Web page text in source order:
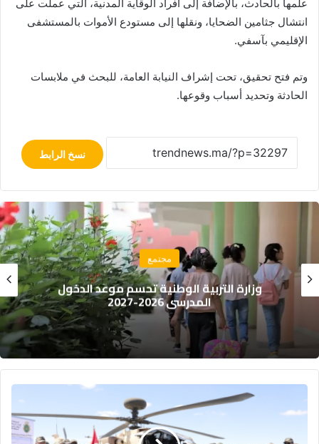
علمها بالحادث، بالإضافة إلى أفراد الوقاية المدنية، التي عملت على
انتشال جثامين الضحايا، ونقلها إلى مستودع الأموات بالمستشفى
الإقليمي بآسفي.
وتم فتح تحقيق، تحت إشراف النيابة العامة، للبحث في ملابسات
الحادثة وتحديد أسباب وقوعها.
نسخ الرابط
مجتمع
مجلس حقوق الإنسان يحذر: حسابات أجنبية
تضلل الراغبين في العبور إلى سبتة
الثانية